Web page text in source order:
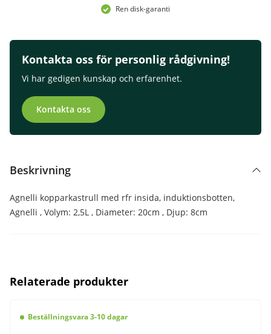
Ren disk-garanti
Kontakta oss för personlig rådgivning!
Vi har gedigen kunskap och erfarenhet.
Kontakta oss
Beskrivning
Agnelli kopparkastrull med rfr insida, induktionsbotten,
Agnelli , Volym: 2,5L , Diameter: 20cm , Djup: 8cm
Relaterade produkter
Beställningsvara 3-10 dagar